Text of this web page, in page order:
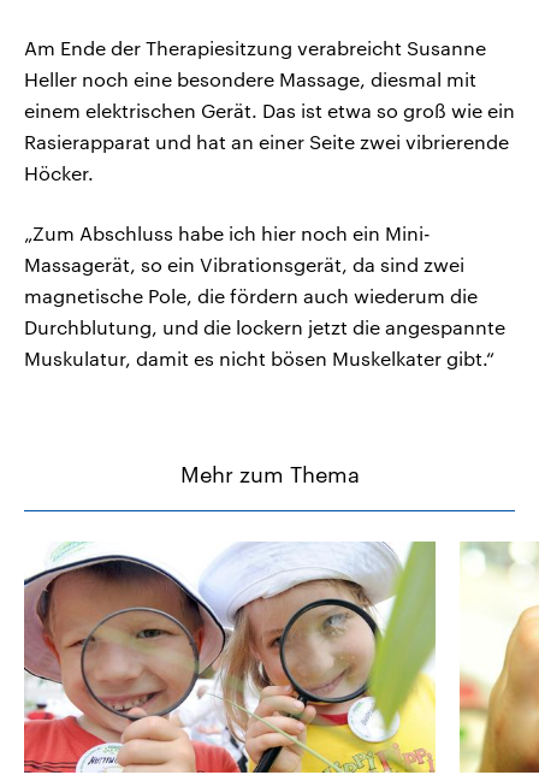
Am Ende der Therapiesitzung verabreicht Susanne
Heller noch eine besondere Massage, diesmal mit
einem elektrischen Gerät. Das ist etwa so groß wie ein
Rasierapparat und hat an einer Seite zwei vibrierende
Höcker.
„Zum Abschluss habe ich hier noch ein Mini-
Massagerät, so ein Vibrationsgerät, da sind zwei
magnetische Pole, die fördern auch wiederum die
Durchblutung, und die lockern jetzt die angespannte
Muskulatur, damit es nicht bösen Muskelkater gibt.“
Mehr zum Thema